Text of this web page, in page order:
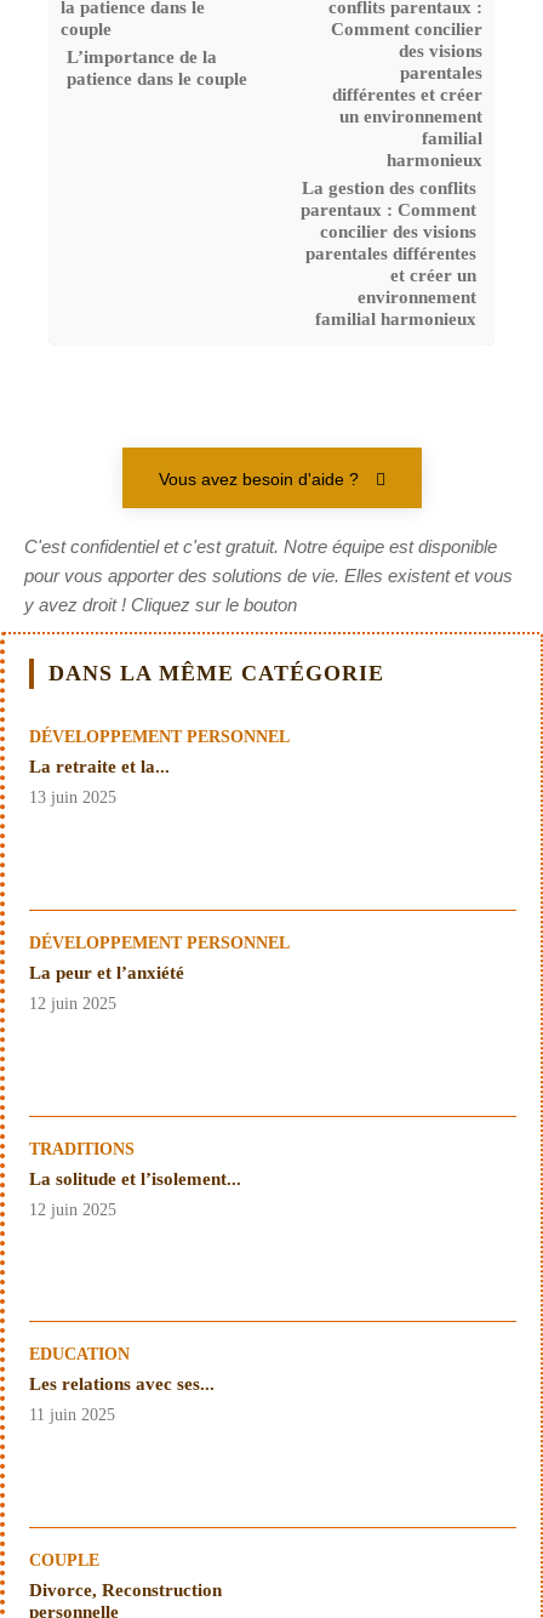
L’importance de la
patience dans le couple
La gestion des conflits
parentaux : Comment
concilier des visions
parentales différentes
et créer un
environnement
familial harmonieux
Vous avez besoin d'aide ?
C'est confidentiel et c'est gratuit. Notre équipe est disponible
pour vous apporter des solutions de vie. Elles existent et vous
y avez droit ! Cliquez sur le bouton
DANS LA MÊME CATÉGORIE
DÉVELOPPEMENT PERSONNEL
La retraite et la...
13 juin 2025
DÉVELOPPEMENT PERSONNEL
La peur et l’anxiété
12 juin 2025
TRADITIONS
La solitude et l’isolement...
12 juin 2025
EDUCATION
Les relations avec ses...
11 juin 2025
COUPLE
Divorce, Reconstruction
personnelle